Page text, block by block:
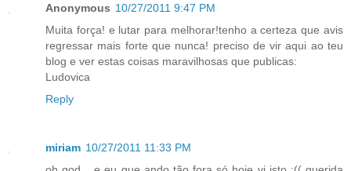
Anonymous 10/27/2011 9:47 PM
Muita força! e lutar para melhorar!tenho a certeza que avis
regressar mais forte que nunca! preciso de vir aqui ao teu
blog e ver estas coisas maravilhosas que publicas:
Ludovica
Reply
miriam 10/27/2011 11:33 PM